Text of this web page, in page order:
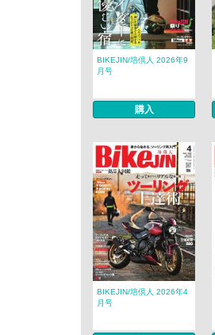
BIKEJIN/培倶人 2026年9
月号
購入
BIKEJIN/培倶人 2026年4
月号